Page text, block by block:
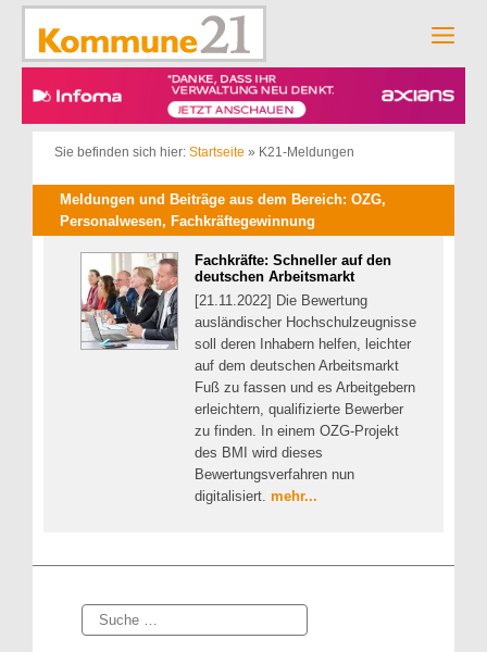
Zum
springen
Sie befinden sich hier: Startseite » K21-Meldungen
Meldungen und Beiträge aus dem Bereich: OZG,
Personalwesen, Fachkräftegewinnung
Fachkräfte: Schneller auf den
deutschen Arbeitsmarkt
[21.11.2022] Die Bewertung
ausländischer Hochschulzeugnisse
soll deren Inhabern helfen, leichter
auf dem deutschen Arbeitsmarkt
Fuß zu fassen und es Arbeitgebern
erleichtern, qualifizierte Bewerber
zu finden. In einem OZG-Projekt
des BMI wird dieses
Bewertungsverfahren nun
digitalisiert. mehr...
Suche